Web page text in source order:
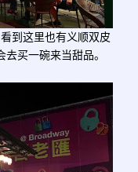
到这里也有义顺双皮
买一碗来当甜品。